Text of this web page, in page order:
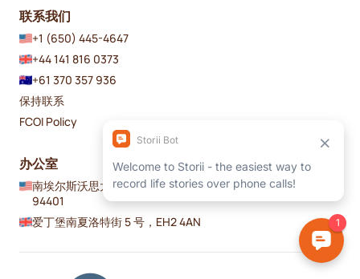
联系我们
+1 (650) 445-4647
+44 141 816 0373
+61 370 357 936
保持联系
FCOI Policy
办公室
南埃尔斯沃思大道 210 号，#317 加利福尼亚州圣马特奥
94401
爱丁堡南夏洛特街 5 号，EH2 4AN